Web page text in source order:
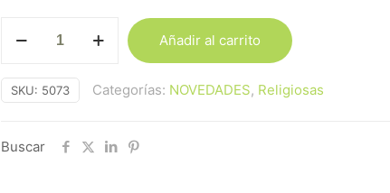
Bronce
Ganesha
3
Añadir al carrito
SKU: 5073 Categorías: NOVEDADES, Religiosas
Buscar